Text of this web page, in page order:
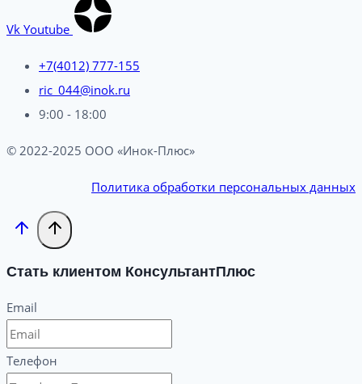
Vk Youtube
+7(4012) 777-155
ric_044@inok.ru
9:00 - 18:00
© 2022-2025 ООО «Инок-Плюс»
Политика обработки персональных данных
Стать клиентом КонсультантПлюс
Email
Телефон